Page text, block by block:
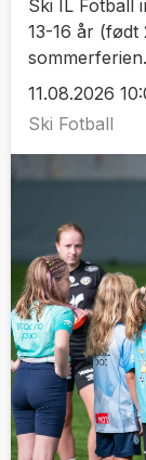
Ski IL Fotball
13-16 år (født
sommerferien.
11.08.2026
Ski Fotball